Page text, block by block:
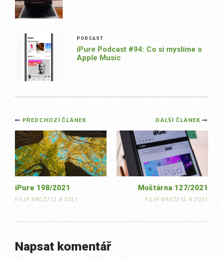
PODCAST
iPure Podcast #94: Co si myslíme o
Apple Music
Post
navigation
DALŠÍ ČLÁNEK
Moštárna 127/2021
FILIP BROŽ/ 15.8.2021
PŘEDCHOZÍ ČLÁNEK
iPure 198/2021
FILIP BROŽ/12.8.2021
Napsat komentář